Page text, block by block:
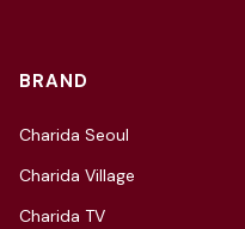
BRAND
Charida Seoul
Charida Village
Charida TV